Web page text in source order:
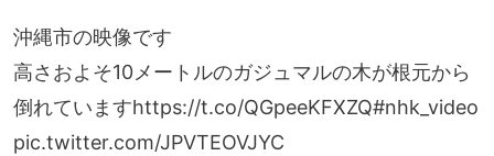
沖縄市の映像です
高さおよそ10メートルのガジュマルの木が根元から
倒れていますhttps://t.co/QGpeeKFXZQ#nhk_video
pic.twitter.com/JPVTEOVJYC